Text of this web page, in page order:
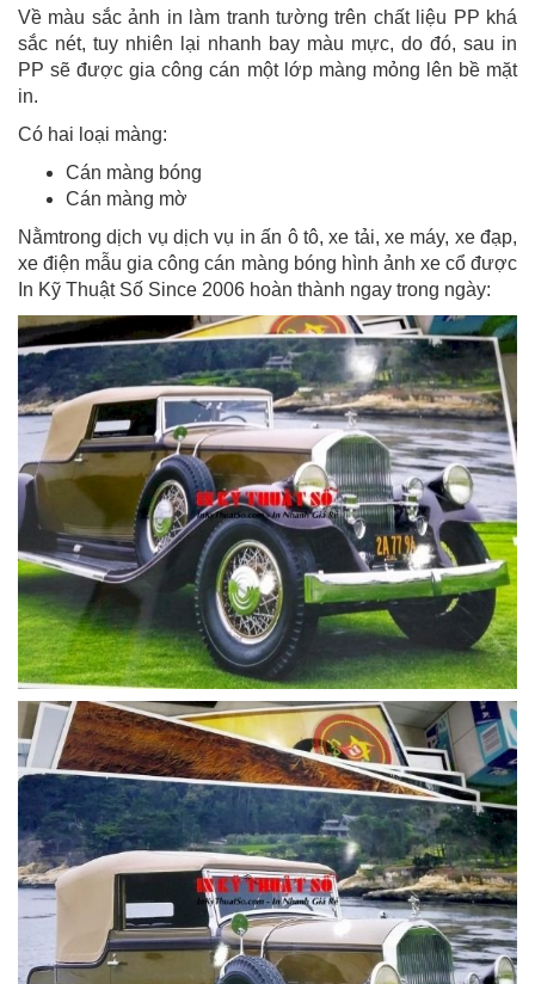
Về màu sắc ảnh in làm tranh tường trên chất liệu PP khá
sắc nét, tuy nhiên lại nhanh bay màu mực, do đó, sau in
PP sẽ được gia công cán một lớp màng mỏng lên bề mặt
in.
Có hai loại màng:
Cán màng bóng
Cán màng mờ
Nằmtrong dịch vụ dịch vụ in ấn ô tô, xe tải, xe máy, xe đạp,
xe điện mẫu gia công cán màng bóng hình ảnh xe cổ được
In Kỹ Thuật Số Since 2006 hoàn thành ngay trong ngày: